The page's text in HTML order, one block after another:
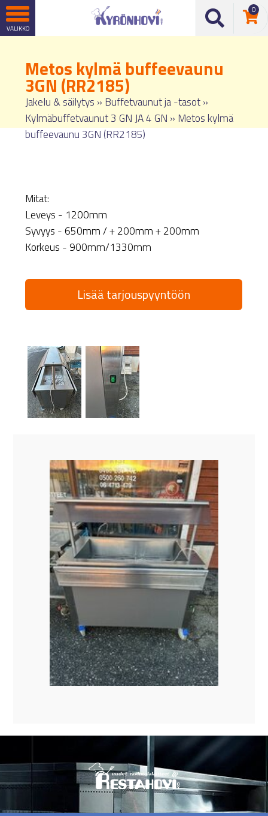
0
Metos kylmä buffeevaunu
3GN (RR2185)
Jakelu & säilytys » Buffetvaunut ja -tasot»
Kylmäbuffetvaunut 3 GN JA 4 GN » Metos kylmä
buffeevaunu 3GN (RR2185)
Mitat:
Leveys - 1200mm
Syvyys - 650mm / + 200mm + 200mm
Korkeus - 900mm/1330mm
Lisää tarjouspyyntöön